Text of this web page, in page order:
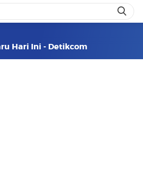
Hari Ini - Detikcom